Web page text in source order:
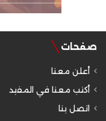
صفحات
أعلن معنا
أكتب معنا في المفيد
اتصل بنا